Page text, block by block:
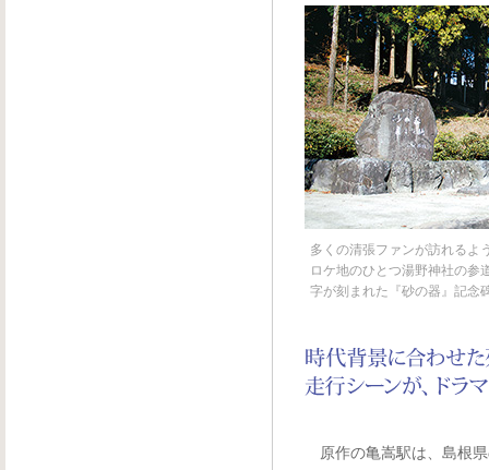
多くの清張ファンが訪れるよ
ロケ地のひとつ湯野神社の参
字が刻まれた『砂の器』記念
原作の亀嵩駅は、島根